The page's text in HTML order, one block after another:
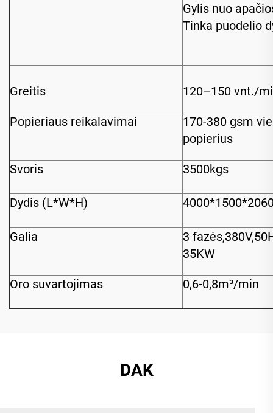
Gylis nuo
Tinka puodelio
Greitis 120–150 vnt./
Popieriaus reikalavimai
170-380 gsm
popierius
Svoris 3500kgs
Dydis (L*W*H)
Galia
3
35KW
Oro suvartojimas 0,6-0,8m³/min
DAK